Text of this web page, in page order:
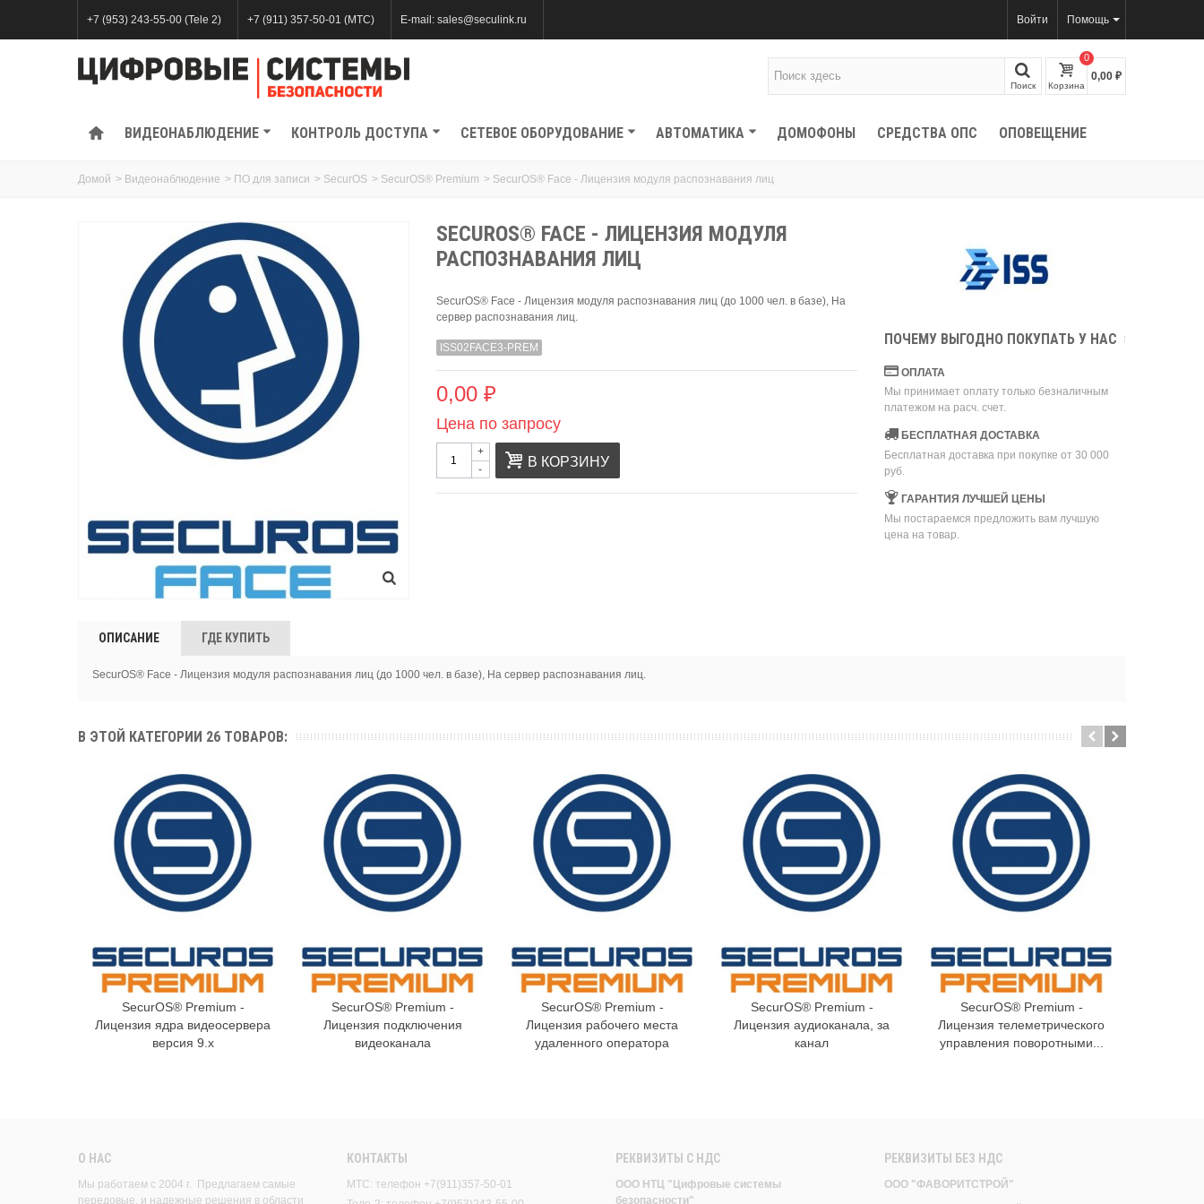
Помощь
+7 (953) 243-55-00 (Tele 2) +7 (911) 357-50-01 (МТС) E-mail: sales@seculink.ru Войти
Поиск Корзина
0
0,00 ₽
ВИДЕОНАБЛЮДЕНИЕ КОНТРОЛЬ ДОСТУПА СЕТЕВОЕ ОБОРУДОВАНИЕ АВТОМАТИКА ДОМОФОНЫ СРЕДСТВА ОПС ОПОВЕЩЕНИЕ
Домой > Видеонаблюдение > ПО для записи > SecurOS > SecurOS® Premium > SecurOS® Face - Лицензия модуля распознавания лиц
SECUROS® FACE - ЛИЦЕНЗИЯ МОДУЛЯ
РАСПОЗНАВАНИЯ ЛИЦ
SecurOS® Face - Лицензия модуля распознавания лиц (до 1000 чел. в базе), На
сервер распознавания лиц.
ISS02FACE3-PREM
0,00 ₽
Цена по запросу
-
+
В КОРЗИНУ
ПОЧЕМУ ВЫГОДНО ПОКУПАТЬ У НАС
ОПЛАТА
Мы принимает оплату только безналичным
платежом на расч. счет.
БЕСПЛАТНАЯ ДОСТАВКА
Бесплатная доставка при покупке от 30 000
руб.
ГАРАНТИЯ ЛУЧШЕЙ ЦЕНЫ
Мы постараемся предложить вам лучшую
цена на товар.
ОПИСАНИЕ ГДЕ КУПИТЬ
SecurOS® Face - Лицензия модуля распознавания лиц (до 1000 чел. в базе), На сервер распознавания лиц.
В ЭТОЙ КАТЕГОРИИ 26 ТОВАРОВ:
В корзину
SecurOS® Premium -
Лицензия ядра видеосервера
версия 9.x
В корзину
SecurOS® Premium -
Лицензия подключения
видеоканала
В корзину
SecurOS® Premium -
Лицензия рабочего места
удаленного оператора
В корзину
SecurOS® Premium -
Лицензия аудиоканала, за
канал
В корзину
SecurOS® Premium -
Лицензия телеметрического
управления поворотными...
О НАС
Мы работаем с 2004 г. Предлагаем самые
передовые, и надежные решения в области
КОНТАКТЫ
МТС: телефон +7(911)357-50-01
РЕКВИЗИТЫ C НДС
ООО НТЦ "Цифровые системы
безопасности"
РЕКВИЗИТЫ БЕЗ НДС
ООО "ФАВОРИТСТРОЙ"